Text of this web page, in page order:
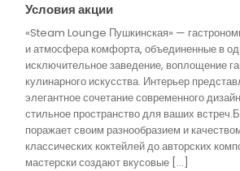
Условия акции
«Steam Lounge Пушкинская» —
и атмосфера комфорта, объединенные в
исключительное заведение, воплощение
кулинарного искусства. Интерьер
элегантное сочетание современного
стильное пространство для ваших
поражает своим разнообразием и
классических коктейлей до авторских
мастерски создают вкусовые […]